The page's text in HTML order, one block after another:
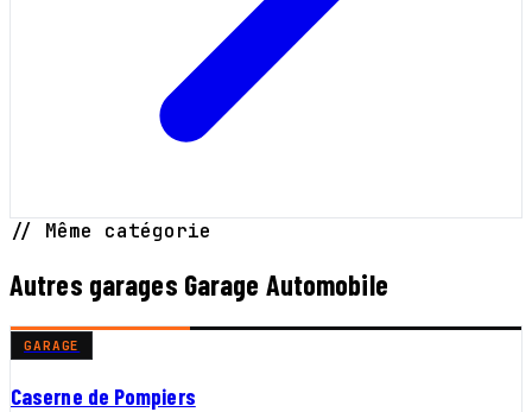
// Même catégorie
Autres garages Garage Automobile
GARAGE
Caserne de Pompiers